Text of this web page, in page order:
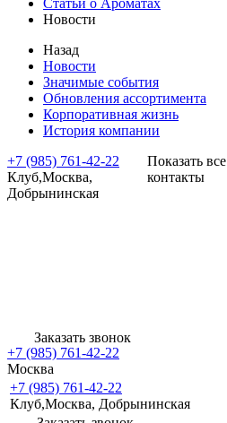
Статьи о Ароматах
Новости
Назад
Новости
Значимые события
Обновления ассортимента
Корпоративная жизнь
История компании
+7 (985) 761-42-22
Клуб,Москва,
Добрынинская
Показать все
контакты
Заказать звонок
+7 (985) 761-42-22
Москва
+7 (985) 761-42-22
Клуб,Москва, Добрынинская